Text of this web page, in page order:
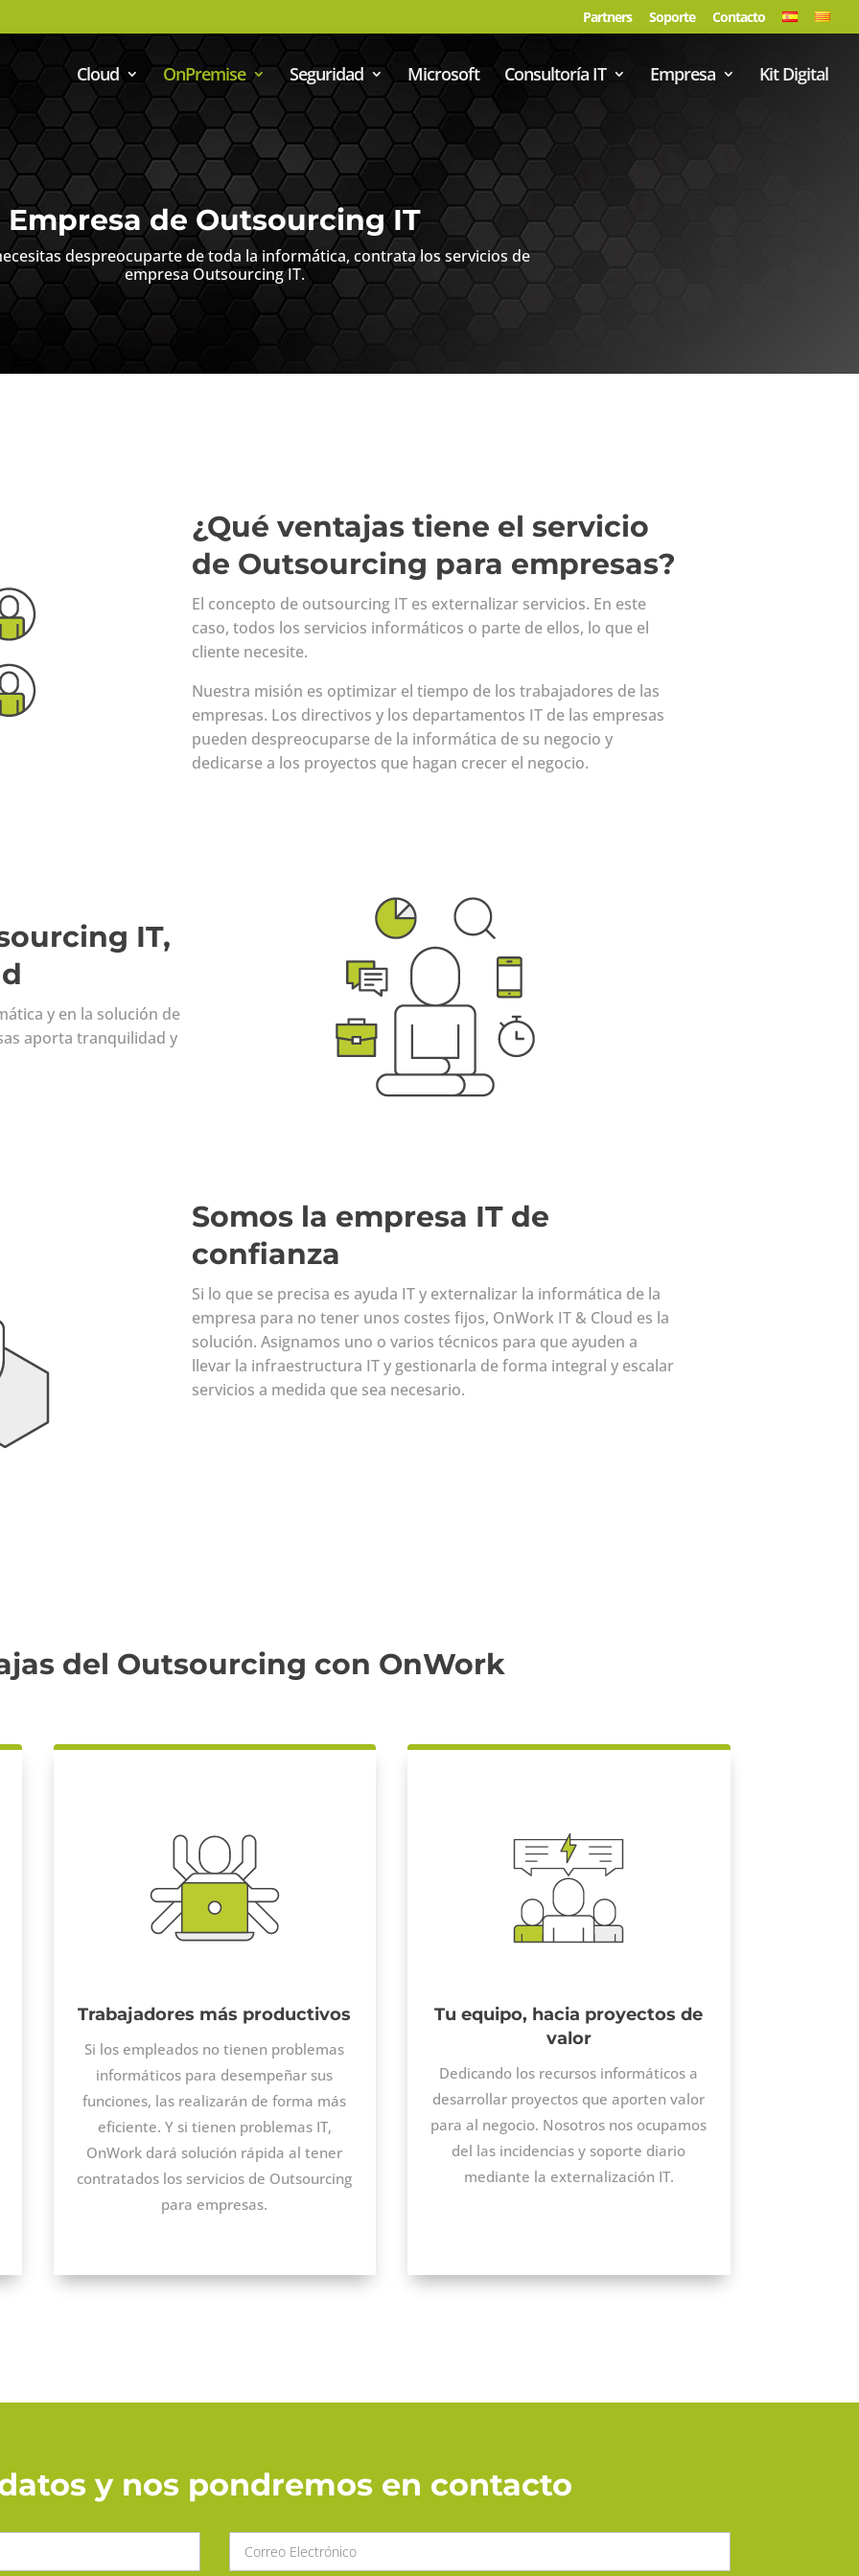
Partners Soporte Contacto
Cloud OnPremise Seguridad Microsoft Consultoría IT Empresa Kit Digital
Empresa de Outsourcing IT
despreocuparte de toda la informática, contrata los servicios de
empresa Outsourcing IT.
¿Qué ventajas tiene el servicio
de Outsourcing para empresas?
El concepto de outsourcing IT es externalizar servicios. En este
caso, todos los servicios informáticos o parte de ellos, lo que el
cliente necesite.
Nuestra misión es optimizar el tiempo de los trabajadores de las
empresas. Los directivos y los departamentos IT de las empresas
pueden despreocuparse de la informática de su negocio y
dedicarse a los proyectos que hagan crecer el negocio.
IT,
y en la solución de
aporta tranquilidad y
Somos la empresa IT de
confianza
Si lo que se precisa es ayuda IT y externalizar la informática de la
empresa para no tener unos costes fijos, OnWork IT & Cloud es la
solución. Asignamos uno o varios técnicos para que ayuden a
llevar la infraestructura IT y gestionarla de forma integral y escalar
servicios a medida que sea necesario.
del Outsourcing con OnWork
Trabajadores más productivos
Si los empleados no tienen problemas
informáticos para desempeñar sus
funciones, las realizarán de forma más
eficiente. Y si tienen problemas IT,
OnWork dará solución rápida al tener
contratados los servicios de Outsourcing
para empresas.
Tu equipo, hacia proyectos de
valor
Dedicando los recursos informáticos a
desarrollar proyectos que aporten valor
para al negocio. Nosotros nos ocupamos
del las incidencias y soporte diario
mediante la externalización IT.
y nos pondremos en contacto